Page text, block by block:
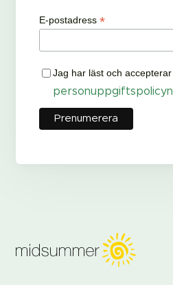
E-postadress *
Jag har läst och accepterar
personuppgiftspolicyn